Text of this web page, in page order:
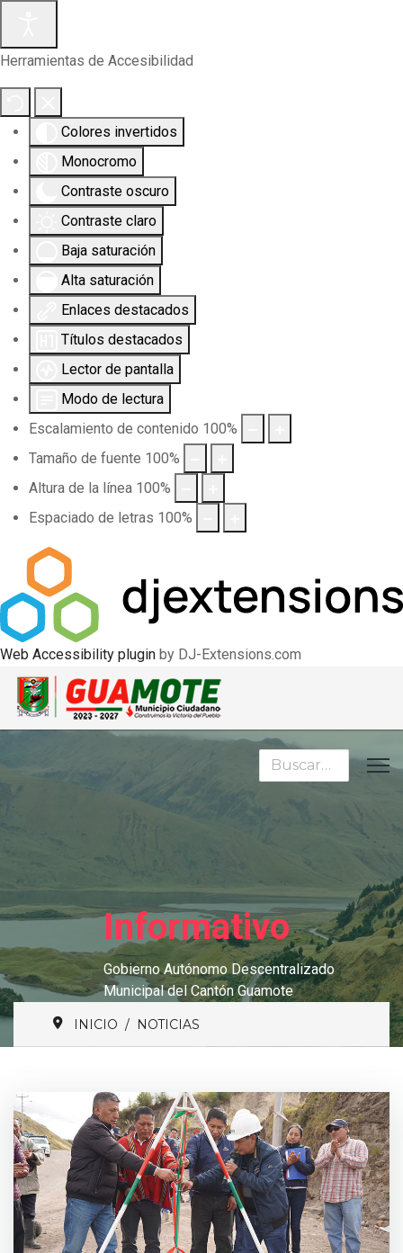
Herramientas de Accesibilidad
Colores invertidos
Monocromo
Contraste oscuro
Contraste claro
Baja saturación
Alta saturación
Enlaces destacados
Títulos destacados
Lector de pantalla
Modo de lectura
Escalamiento de contenido 100%
Tamaño de fuente 100%
Altura de la línea 100%
Espaciado de letras 100%
Web Accessibility plugin by DJ-Extensions.com
Buscar
Informativo
Gobierno Autónomo Descentralizado
Municipal del Cantón Guamote
INICIO NOTICIAS